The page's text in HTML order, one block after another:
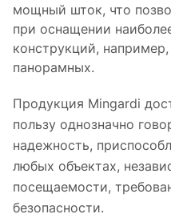
мощный шток, что
при оснащении
конструкций,
панорамных.
Продукция Mingardi
пользу однозначно
надежность,
любых объектах,
посещаемости,
безопасности.